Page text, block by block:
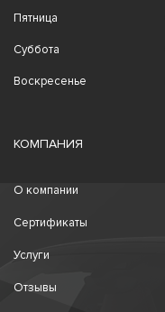
Пятница
Суббота
Воскресенье
КОМПАНИЯ
О компании
Сертификаты
Услуги
Отзывы